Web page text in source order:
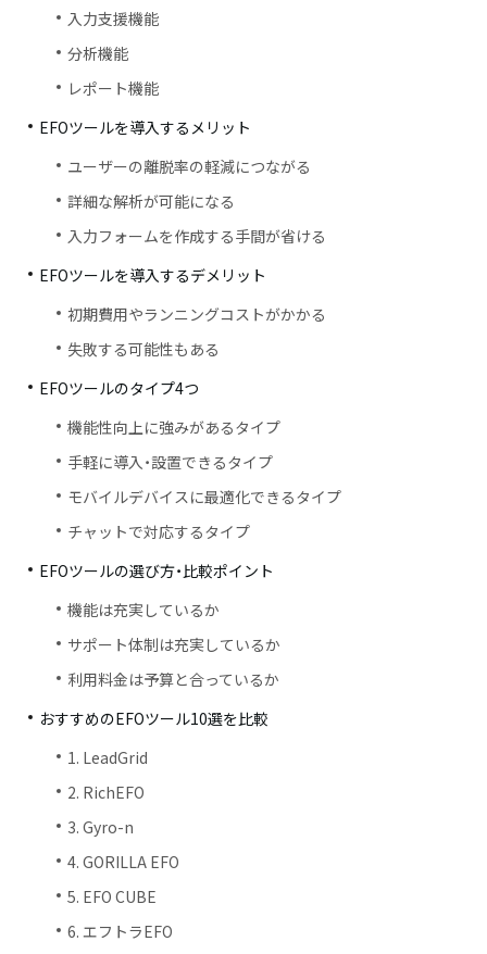
入力支援機能
分析機能
レポート機能
EFOツールを導入するメリット
ユーザーの離脱率の軽減につながる
詳細な解析が可能になる
入力フォームを作成する手間が省ける
EFOツールを導入するデメリット
初期費用やランニングコストがかかる
失敗する可能性もある
EFOツールのタイプ4つ
機能性向上に強みがあるタイプ
手軽に導入・設置できるタイプ
モバイルデバイスに最適化できるタイプ
チャットで対応するタイプ
EFOツールの選び方・比較ポイント
機能は充実しているか
サポート体制は充実しているか
利用料金は予算と合っているか
おすすめのEFOツール10選を比較
1. LeadGrid
2. RichEFO
3. Gyro-n
4. GORILLA EFO
5. EFO CUBE
6. エフトラEFO